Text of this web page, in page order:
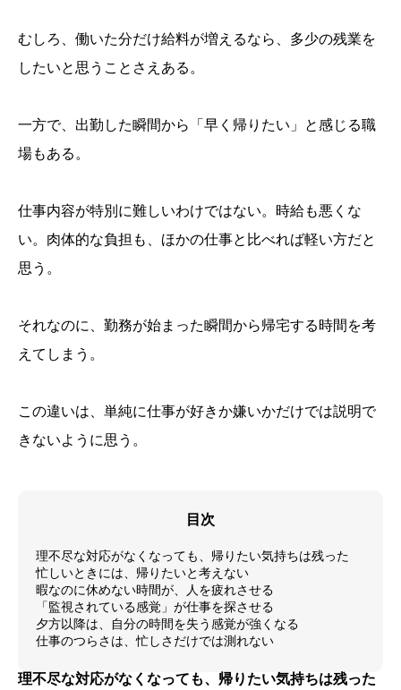
むしろ、働いた分だけ給料が増えるなら、多少の残業を
したいと思うことさえある。
一方で、出勤した瞬間から「早く帰りたい」と感じる職
場もある。
仕事内容が特別に難しいわけではない。時給も悪くな
い。肉体的な負担も、ほかの仕事と比べれば軽い方だと
思う。
それなのに、勤務が始まった瞬間から帰宅する時間を考
えてしまう。
この違いは、単純に仕事が好きか嫌いかだけでは説明で
きないように思う。
目次
理不尽な対応がなくなっても、帰りたい気持ちは残った
忙しいときには、帰りたいと考えない
暇なのに休めない時間が、人を疲れさせる
「監視されている感覚」が仕事を探させる
夕方以降は、自分の時間を失う感覚が強くなる
仕事のつらさは、忙しさだけでは測れない
理不尽な対応がなくなっても、帰りたい気持ちは残った